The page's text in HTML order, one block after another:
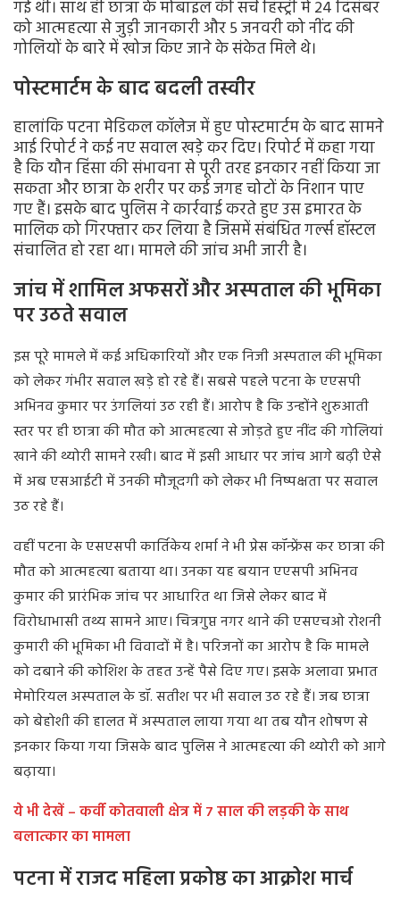
गई थी। साथ ही छात्रा के मोबाइल की सर्च हिस्ट्री में 24 दिसंबर
को आत्महत्या से जुड़ी जानकारी और 5 जनवरी को नींद की
गोलियों के बारे में खोज किए जाने के संकेत मिले थे।
पोस्टमार्टम के बाद बदली तस्वीर
हालांकि पटना मेडिकल कॉलेज में हुए पोस्टमार्टम के बाद सामने
आई रिपोर्ट ने कई नए सवाल खड़े कर दिए। रिपोर्ट में कहा गया
है कि यौन हिंसा की संभावना से पूरी तरह इनकार नहीं किया जा
सकता और छात्रा के शरीर पर कई जगह चोटों के निशान पाए
गए हैं। इसके बाद पुलिस ने कार्रवाई करते हुए उस इमारत के
मालिक को गिरफ्तार कर लिया है जिसमें संबंधित गर्ल्स हॉस्टल
संचालित हो रहा था। मामले की जांच अभी जारी है।
जांच में शामिल अफसरों और अस्पताल की भूमिका
पर उठते सवाल
इस पूरे मामले में कई अधिकारियों और एक निजी अस्पताल की भूमिका
को लेकर गंभीर सवाल खड़े हो रहे हैं। सबसे पहले पटना के एएसपी
अभिनव कुमार पर उंगलियां उठ रही हैं। आरोप है कि उन्होंने शुरुआती
स्तर पर ही छात्रा की मौत को आत्महत्या से जोड़ते हुए नींद की गोलियां
खाने की थ्योरी सामने रखी। बाद में इसी आधार पर जांच आगे बढ़ी ऐसे
में अब एसआईटी में उनकी मौजूदगी को लेकर भी निष्पक्षता पर सवाल
उठ रहे हैं।
वहीं पटना के एसएसपी कार्तिकेय शर्मा ने भी प्रेस कॉन्फ्रेंस कर छात्रा की
मौत को आत्महत्या बताया था। उनका यह बयान एएसपी अभिनव
कुमार की प्रारंभिक जांच पर आधारित था जिसे लेकर बाद में
विरोधाभासी तथ्य सामने आए। चित्रगुप्त नगर थाने की एसएचओ रोशनी
कुमारी की भूमिका भी विवादों में है। परिजनों का आरोप है कि मामले
को दबाने की कोशिश के तहत उन्हें पैसे दिए गए। इसके अलावा प्रभात
मेमोरियल अस्पताल के डॉ. सतीश पर भी सवाल उठ रहे हैं। जब छात्रा
को बेहोशी की हालत में अस्पताल लाया गया था तब यौन शोषण से
इनकार किया गया जिसके बाद पुलिस ने आत्महत्या की थ्योरी को आगे
बढ़ाया।
ये भी देखें – कर्वी कोतवाली क्षेत्र में 7 साल की लड़की के साथ
बलात्कार का मामला
पटना में राजद महिला प्रकोष्ठ का आक्रोश मार्च